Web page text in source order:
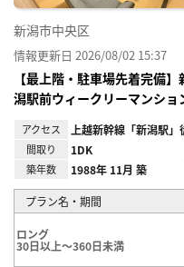
新潟市中央区
情報更新日 2026/08/02 15:37
【最上階・駐車場先着完備
潟駅前ウィークリーマンシ
アクセス 上越新幹線「新潟駅
間取り 1DK
築年数 1988年 11月 築
プラン名・期間
ロング
30日以上～360日未満